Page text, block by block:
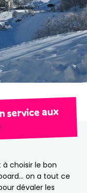
service aux
choisir le bon
on a tout ce
dévaler les